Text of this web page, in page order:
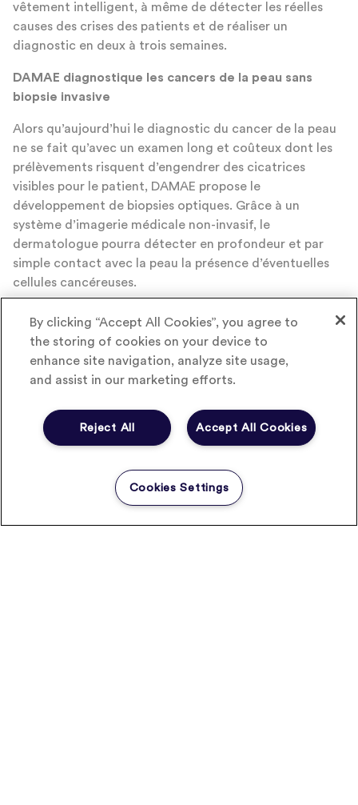
vêtement intelligent, à même de détecter les réelles
causes des crises des patients et de réaliser un
diagnostic en deux à trois semaines.
DAMAE diagnostique les cancers de la peau sans
biopsie invasive
Alors qu’aujourd’hui le diagnostic du cancer de la peau
ne se fait qu’avec un examen long et coûteux dont les
prélèvements risquent d’engendrer des cicatrices
visibles pour le patient, DAMAE propose le
développement de biopsies optiques. Grâce à un
système d’imagerie médicale non-invasif, le
dermatologue pourra détecter en profondeur et par
simple contact avec la peau la présence d’éventuelles
cellules cancéreuses.
En 2014, le prix Santé avait été remis avec 59% des voix
à la start-up parisienne Wandercraft, qui a développé
un exosquelette pour les personnes atteintes de
maladies neuro-musculaires.
Pulse.edf.com : les lauréats
By clicking “Accept All Cookies”, you agree to
the storing of cookies on your device to
enhance site navigation, analyze site usage,
and assist in our marketing efforts.
Accept All Cookies
Reject All
Cookies Settings